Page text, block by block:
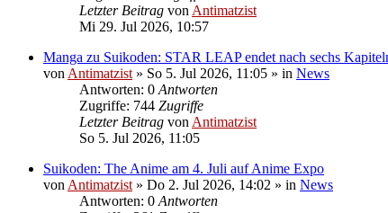
Letzter Beitrag von Antimatzist
Mi 29. Jul 2026, 10:57
Manga zu Suikoden: STAR LEAP endet nach sechs
von Antimatzist » So 5. Jul 2026, 11:05 » in News
Antworten: 0 Antworten
Zugriffe: 744 Zugriffe
Letzter Beitrag von Antimatzist
So 5. Jul 2026, 11:05
Suikoden: The Anime am 4. Juli auf Anime Expo
von Antimatzist » Do 2. Jul 2026, 14:02 » in News
Antworten: 0 Antworten